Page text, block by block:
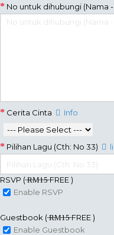
No untuk dihubungi (Nama
Cerita Cinta Info
Pilihan Lagu (Cth: No 33)
RSVP ( ̶R̶M̶1̶5̶ FREE )
Enable RSVP
Guestbook ( ̶R̶M̶1̶5̶ FREE )
Enable Guestbook